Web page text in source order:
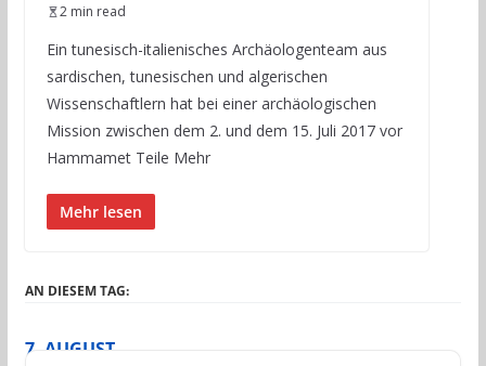
2 min read
Ein tunesisch-italienisches Archäologenteam aus
sardischen, tunesischen und algerischen
Wissenschaftlern hat bei einer archäologischen
Mission zwischen dem 2. und dem 15. Juli 2017 vor
Hammamet Teile Mehr
Mehr lesen
AN DIESEM TAG:
7. AUGUST